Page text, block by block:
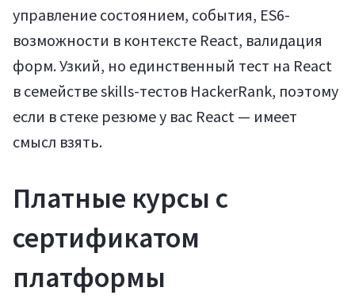
управление состоянием, события, ES6-
возможности в контексте React, валидация
форм. Узкий, но единственный тест на React
в семействе skills-тестов HackerRank, поэтому
если в стеке резюме у вас React — имеет
смысл взять.
Платные курсы с
сертификатом
платформы